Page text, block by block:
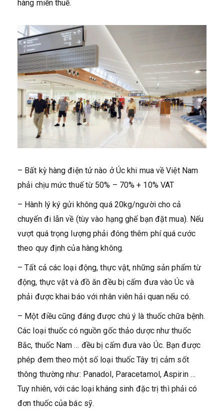
hàng miễn thuế.
– Bất kỳ hàng điện tử nào ở Úc khi mua về Việt Nam
phải chịu mức thuế từ 50% – 70% + 10% VAT
– Hành lý ký gửi không quá 20kg/người cho cả
chuyến đi lẫn về (tùy vào hạng ghế bạn đặt mua). Nếu
vượt quá trọng lượng phải đóng thêm phí quá cước
theo quy định của hàng không.
– Tất cả các loại động, thực vật, những sản phẩm từ
động, thực vật và đồ ăn đều bị cấm đưa vào Úc và
phải được khai báo với nhân viên hải quan nếu có.
– Một điều cũng đáng được chú ý là thuốc chữa bệnh.
Các loại thuốc có nguồn gốc thảo dược như thuốc
Bắc, thuốc Nam … đều bị cấm đưa vào Úc. Bạn được
phép đem theo một số loại thuốc Tây trị cảm sốt
thông thường như: Panadol, Paracetamol, Aspirin …
Tuy nhiên, với các loại kháng sinh đặc trị thì phải có
đơn thuốc của bác sỹ.